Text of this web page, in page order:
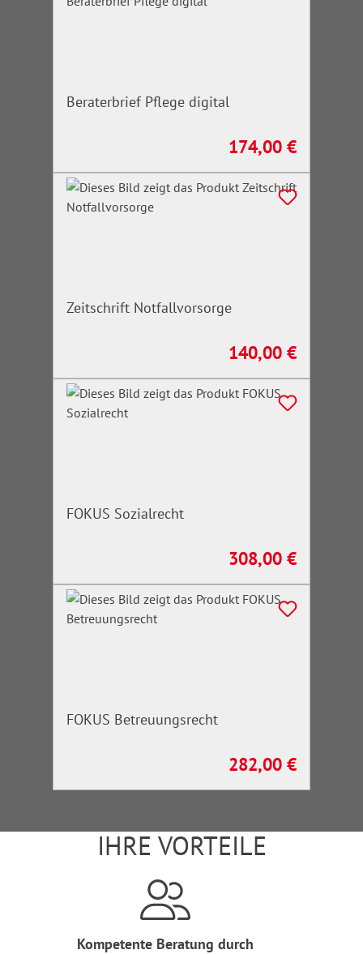
Beraterbrief Pflege digital
Regulärer Preis:
174,00 €
Zeitschrift Notfallvorsorge
Regulärer Preis:
140,00 €
FOKUS Sozialrecht
Regulärer Preis:
308,00 €
FOKUS Betreuungsrecht
Regulärer Preis:
282,00 €
IHRE VORTEILE
Kompetente Beratung durch